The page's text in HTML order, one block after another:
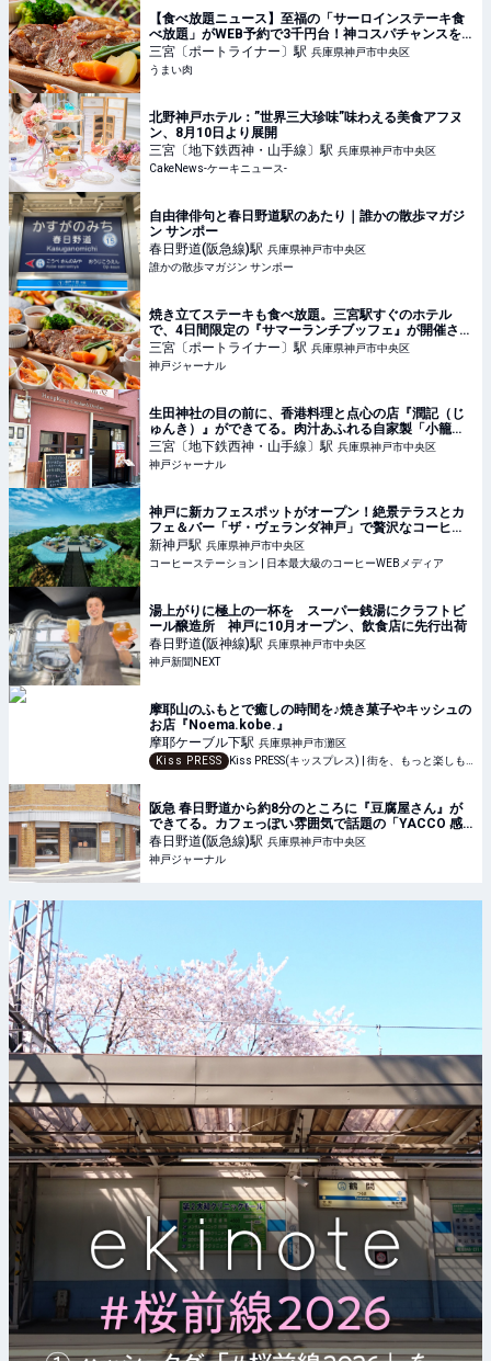
【食べ放題ニュース】至福の「サーロインステーキ食
べ放題」がWEB予約で3千円台！神コスパチャンスを
見逃すな～!! - うまい肉
三宮〔ポートライナー〕駅 兵庫県神戸市中央区
うまい肉
北野神戸ホテル：”世界三大珍味”味わえる美食アフヌ
ン、8月10日より展開
三宮〔地下鉄西神・山手線〕駅 兵庫県神戸市中央区
CakeNews-ケーキニュース-
自由律俳句と春日野道駅のあたり｜誰かの散歩マガジ
ン サンポー
春日野道(阪急線)駅 兵庫県神戸市中央区
誰かの散歩マガジン サンポー
焼き立てステーキも食べ放題。三宮駅すぐのホテル
で、4日間限定の『サマーランチブッフェ』が開催され
るみたい | 神戸ジャーナル
三宮〔ポートライナー〕駅 兵庫県神戸市中央区
神戸ジャーナル
生田神社の目の前に、香港料理と点心の店『潤記（じ
ゅんき）』ができてる。肉汁あふれる自家製「小籠
包」 | 神戸ジャーナル
三宮〔地下鉄西神・山手線〕駅 兵庫県神戸市中央区
神戸ジャーナル
神戸に新カフェスポットがオープン！絶景テラスとカ
フェ＆バー「ザ・ヴェランダ神戸」で贅沢なコーヒー
タイムを | コーヒーステーション
新神戸駅 兵庫県神戸市中央区
コーヒーステーション | 日本最大級のコーヒーWEBメディア
湯上がりに極上の一杯を スーパー銭湯にクラフトビ
ール醸造所 神戸に10月オープン、飲食店に先行出荷
春日野道(阪神線)駅 兵庫県神戸市中央区
神戸新聞NEXT
摩耶山のふもとで癒しの時間を♪焼き菓子やキッシュの
お店『Noema.kobe.』
摩耶ケーブル下駅 兵庫県神戸市灘区
Kiss PRESS
阪急 春日野道から約8分のところに『豆腐屋さん』が
できてる。カフェっぽい雰囲気で話題の「YACCO 感
じのよい豆富店」2号店 | 神戸ジャーナル
春日野道(阪急線)駅 兵庫県神戸市中央区
神戸ジャーナル